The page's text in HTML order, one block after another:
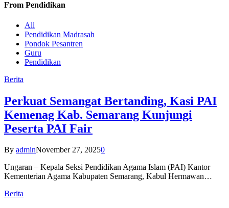
From Pendidikan
All
Pendidikan Madrasah
Pondok Pesantren
Guru
Pendidikan
Berita
Perkuat Semangat Bertanding, Kasi PAI
Kemenag Kab. Semarang Kunjungi
Peserta PAI Fair
By adminNovember 27, 20250
Ungaran – Kepala Seksi Pendidikan Agama Islam (PAI) Kantor
Kementerian Agama Kabupaten Semarang, Kabul Hermawan…
Berita